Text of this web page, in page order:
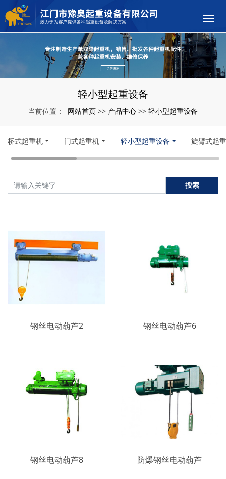
轻小型起重设备
当前位置： 网站首页 >> 产品中心 >> 轻小型起重设备
桥式起重机 门式起重机 轻小型起重设备 旋臂式起
搜索
钢丝电动葫芦2 钢丝电动葫芦6
钢丝电动葫芦8 防爆钢丝电动葫芦